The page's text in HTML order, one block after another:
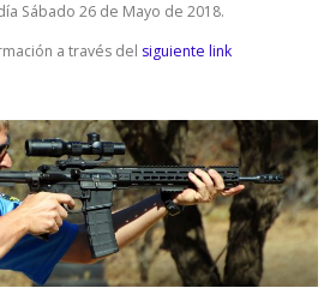
Sábado 26 de Mayo de 2018.
a través del siguiente link